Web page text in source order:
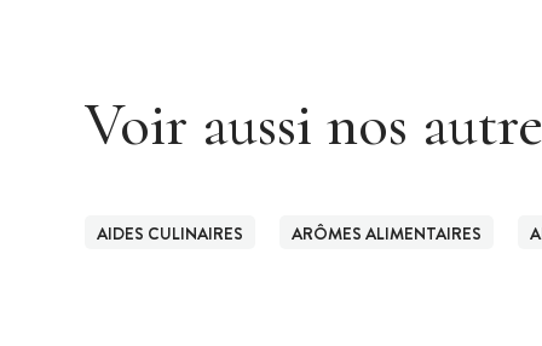
Voir aussi nos
AIDES CULINAIRES ARÔMES ALIMENTAIRES